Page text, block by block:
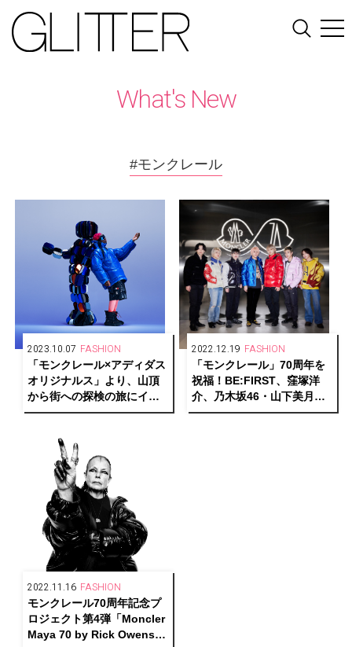
What's New
#モンクレール
2023.10.07 FASHION
「モンクレール×アディダス
オリジナルス」より、山頂
から街への探検の旅にイン
スパイアされた新しいコレ
2022.12.19 FASHION
「モンクレール」70周年を
祝福！BE:FIRST、窪塚洋
介、乃木坂46・山下美月ら
が渋谷のポップアップスト
2022.11.16 FASHION
モンクレール70周年記念プ
ロジェクト第4弾「Moncler
Maya 70 by Rick Owens」